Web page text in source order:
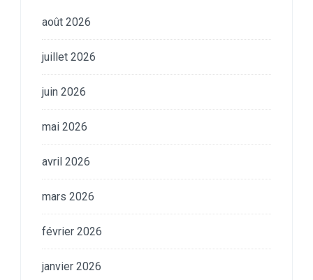
août 2026
juillet 2026
juin 2026
mai 2026
avril 2026
mars 2026
février 2026
janvier 2026